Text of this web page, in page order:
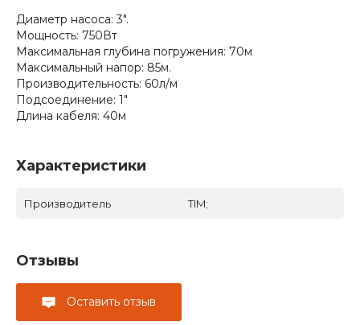
Диаметр насоса: 3".
Мощность: 750Вт
Максимальная глубина погружения: 70м
Максимальный напор: 85м.
Производительность: 60л/м
Подсоединение: 1"
Длина кабеля: 40м
Характеристики
Производитель TIM;
Отзывы
Оставить отзыв